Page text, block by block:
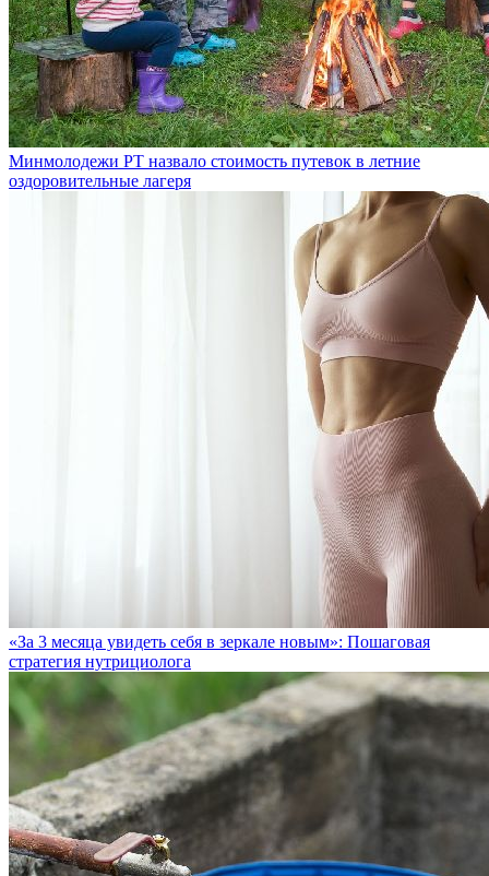
Минмолодежи РТ назвало стоимость путевок в летние
оздоровительные лагеря
«За 3 месяца увидеть себя в зеркале новым»: Пошаговая
стратегия нутрициолога